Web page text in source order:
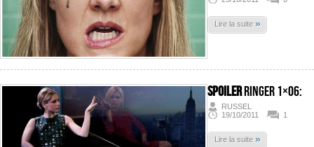
Lire la suite »
SPOILERRinger 1×06:
RUSSEL
19/10/2011
1
Lire la suite »